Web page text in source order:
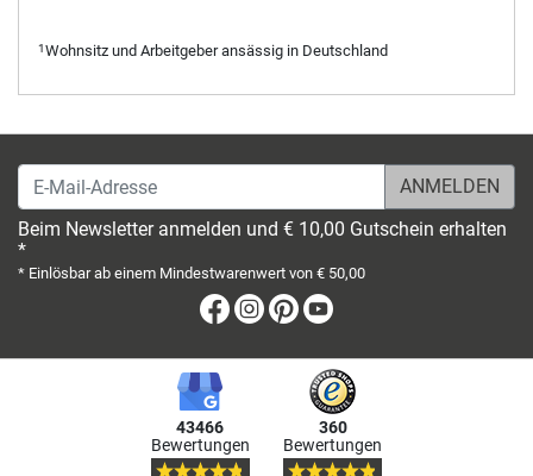
1Wohnsitz und Arbeitgeber ansässig in Deutschland
E-Mail-Adresse
Beim Newsletter anmelden und € 10,00 Gutschein erhalten
*
* Einlösbar ab einem Mindestwarenwert von € 50,00
Facebook
Instagram
Pinterest
43466
Bewertungen
360
Bewertungen